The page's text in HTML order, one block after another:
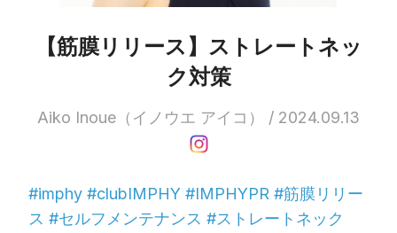
【筋膜リリース】ストレートネッ
ク対策
Aiko Inoue（イノウエ アイコ） / 2024.09.13
#imphy #clubIMPHY #IMPHYPR #筋膜リリー
ス #セルフメンテナンス #ストレートネック